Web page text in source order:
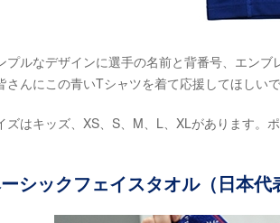
プルなデザインに選手の名前と背番号、エン
さんにこの青いTシャツを着て応援してほしい
ズはキッズ、XS、S、M、L、XLがあります
シックフェイスタオル（日本代